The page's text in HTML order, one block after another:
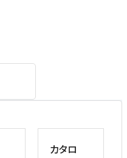
カタロ